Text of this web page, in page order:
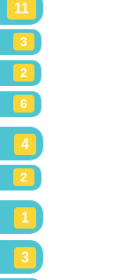
11
3
2
6
4
2
1
3